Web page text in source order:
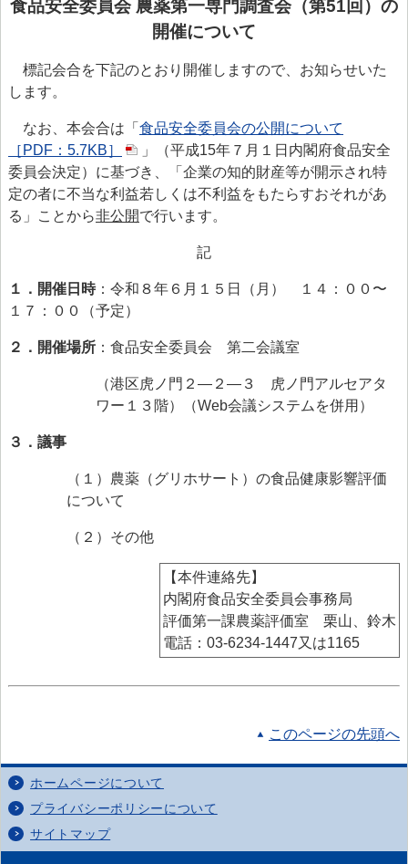
> 食品安全情報のデータベース検索
> 食品安全委員会による評価書・QA等一覧（50音順）
> 食品安全委員会が評価した化学物質の毒性評価情報
> 食品ハザード情報ハブ
> 世界の情報
ファクトシート（科学的知見に基く概要書）
食品安全モニター
食品安全委員会 農薬第一専門調査会（第51回）の
開催について
標記会合を下記のとおり開催しますので、お知らせいた
します。
なお、本会合は「 食品安全委員会の公開について
［PDF：5.7KB］
」（平成15年７月１日内閣府食品安全
委員会決定）に基づき、「企業の知的財産等が開示され特
定の者に不当な利益若しくは不利益をもたらすおそれがあ
る」ことから非公開で行います。
記
１．開催日時：令和８年６月１５日（月） １４：００〜
１７：００（予定）
２．開催場所 ：食品安全委員会 第二会議室
（港区虎ノ門２—２—３ 虎ノ門アルセアタ
ワー１３階）（Web会議システムを併用）
３．議事
（１） 農薬（グリホサート）の食品健康影響評価
について
（２）その他
【本件連絡先】
内閣府食品安全委員会事務局
評価第一課農薬評価室 栗山、鈴木
電話：03-6234-1447又は1165
このページの先頭へ
ホームページについて
プライバシーポリシーについて
サイトマップ